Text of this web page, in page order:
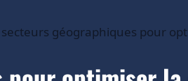
géographiques pour